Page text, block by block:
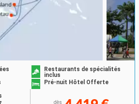
Restaurants de spécialités
inclus
Pré-nuit Hôtel Offerte
dès